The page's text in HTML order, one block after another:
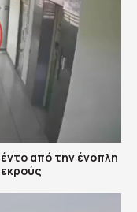
από την ένοπλη